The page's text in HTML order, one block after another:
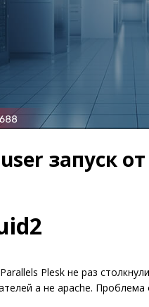
запуск
Plesk не раз
а не apache.